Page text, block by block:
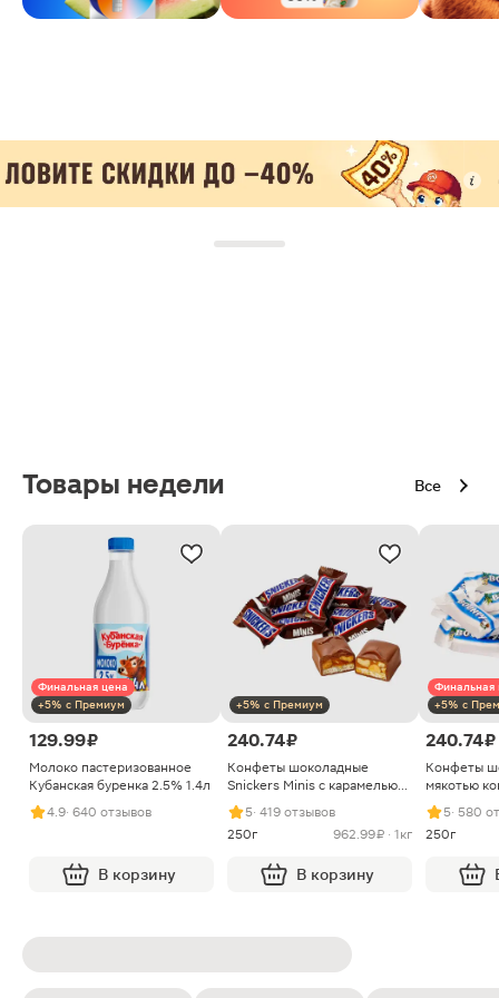
Товары недели Все
Финальная цена
+5% с Премиум
129.99 ₽
Молоко пастеризованное
Кубанская буренка 2.5% 1.4л
4.9· 640 отзывов
В корзину
+5% с Премиум
240.74 ₽
Конфеты шоколадные
Snickers Minis с карамелью
арахисом и нугой
5· 419 отзывов
250г
962.99 ₽ · 1кг
В корзину
Финальная
+5% с
240.74 ₽
Конфеты
мякотью
5· 580
250г